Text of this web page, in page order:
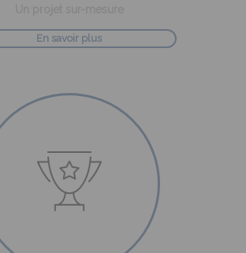
En savoir plus